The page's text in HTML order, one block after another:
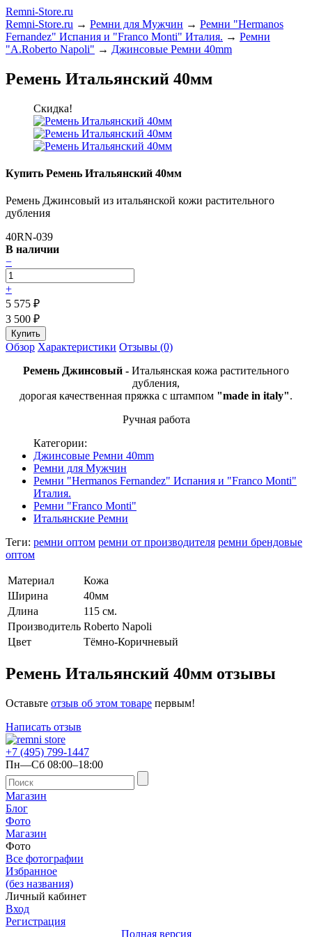
Remni-Store.ru
Remni-Store.ru → Ремни для Мужчин → Ремни "Hermanos
Fernandez" Испания и "Franсo Monti" Италия. → Ремни
"A.Roberto Napoli" → Джинсовые Ремни 40mm
Ремень Итальянский 40мм
Скидка!
Купить Ремень Итальянский 40мм
Ремень Джинсовый из итальянской кожи растительного
дубления
40RN-039
В наличии
−
+
5 575 ₽
3 500 ₽
Обзор Характеристики Отзывы (0)
Ремень Джинсовый - Итальянская кожа растительного
дубления,
дорогая качественная пряжка с штампом "made in italy".
Ручная работа
Категории:
Джинсовые Ремни 40mm
Ремни для Мужчин
Ремни "Hermanos Fernandez" Испания и "Franсo Monti"
Италия.
Ремни "Franсo Monti"
Итальянские Ремни
Теги: ремни оптом ремни от производителя ремни брендовые
оптом
Материал
Кожа
Ширина
40мм
Длина
115 см.
Производитель Roberto Napoli
Цвет
Тёмно-Коричневый
Ремень Итальянский 40мм отзывы
Оставьте отзыв об этом товаре первым!
Написать отзыв
+7 (495) 799-1447
Пн—Сб 08:00–18:00
Магазин
Блог
Фото
Магазин
Фото
Все фотографии
Избранное
(без названия)
Личный кабинет
Вход
Регистрация
Полная версия